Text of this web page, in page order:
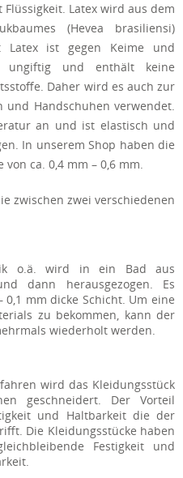
Latex wird aus dem
(Hevea brasiliensi)
Latex ist gegen Keime und
ungiftig und enthält keine
Daher wird es auch zur
und Handschuhen verwendet.
an und ist elastisch und
In unserem Shop haben die
ca. 0,4 mm – 0,6 mm.
zwischen zwei verschiedenen
o.ä. wird in ein Bad aus
dann herausgezogen. Es
0,1 mm dicke Schicht. Um eine
zu bekommen, kann der
wiederholt werden.
wird das Kleidungsstück
geschneidert. Der Vorteil
und Haltbarkeit die der
Die Kleidungsstücke haben
Festigkeit und